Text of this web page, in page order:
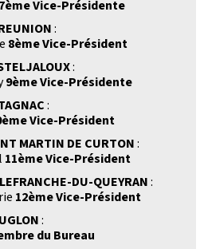
7ème Vice-Présidente
:
8ème Vice-Président
:
9ème Vice-Présidente
:
Vice-Président
MARTIN DE CURTON:
11ème Vice-Président
DU-QUEYRAN:
12ème Vice-Président
:
du Bureau